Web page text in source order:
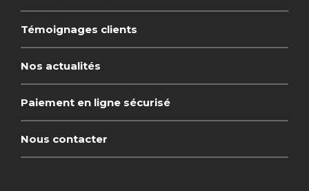
Témoignages clients
Nos actualités
Paiement en ligne sécurisé
Nous contacter